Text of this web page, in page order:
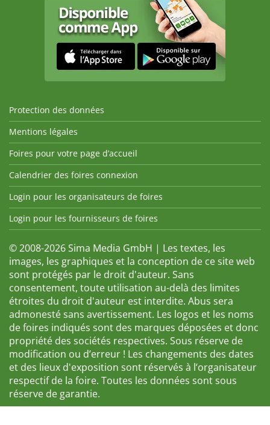
Protection des données
Mentions légales
Foires pour votre page d’accueil
Calendrier des foires connexion
Login pour les organisateurs de foires
Login pour les fournisseurs de foires
© 2008-2026 Sima Media GmbH | Les textes, les
images, les graphiques et la conception de ce site web
sont protégés par le droit d'auteur. Sans
consentement, toute utilisation au-delà des limites
étroites du droit d'auteur est interdite. Abus sera
admonesté sans avertissement. Les logos et les noms
de foires indiqués sont des marques déposées et donc
propriété des sociétés respectives. Sous réserve de
modification ou d’erreur ! Les changements des dates
et des lieux d'exposition sont réservés à l’organisateur
respectif de la foire. Toutes les données sont sous
réserve de garantie.